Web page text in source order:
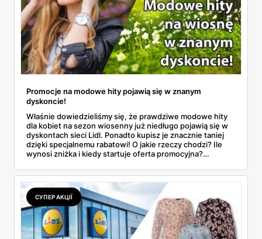
Promocje na modowe hity pojawią się w znanym
dyskoncie!
Właśnie dowiedzieliśmy się, że prawdziwe modowe hity
dla kobiet na sezon wiosenny już niedługo pojawią się w
dyskontach sieci Lidl. Ponadto kupisz je znacznie taniej
dzięki specjalnemu rabatowi! O jakie rzeczy chodzi? Ile
wynosi zniżka i kiedy startuje oferta promocyjna?
zapoznaj się!
СУПЕР АКЦІЇ